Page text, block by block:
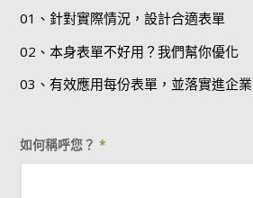
01、針對實際情況，設計合適表單
02、本身表單不好用？我們幫你優化
03、有效應用每份表單，並落實進企業
如何稱呼您？*